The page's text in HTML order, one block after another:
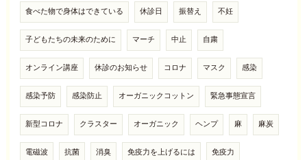
食べた物で身体はできている 休診日 振替え 不妊
子どもたちの未来のために マーチ 中止 自粛
オンライン講座 休診のお知らせ コロナ マスク 感染
感染予防 感染防止 オーガニックコットン 緊急事態宣言
新型コロナ クラスター オーガニック ヘンプ 麻 麻炭
電磁波 抗菌 消臭 免疫力を上げるには 免疫力